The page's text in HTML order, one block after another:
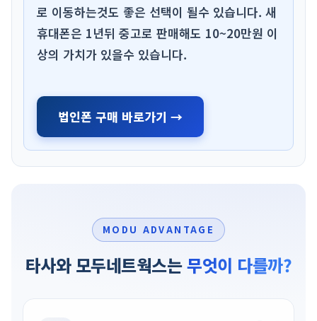
로 이동하는것도 좋은 선택이 될수 있습니다. 새
휴대폰은 1년뒤 중고로 판매해도 10~20만원 이
상의 가치가 있을수 있습니다.
법인폰 구매 바로가기 →
MODU ADVANTAGE
타사와 모두네트웍스는무엇이 다를까?